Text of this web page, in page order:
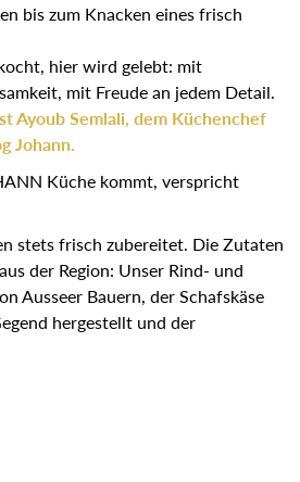
bis zum Knacken eines frisch
hier wird gelebt: mit
mit Freude an jedem Detail.
Ayoub Semlali, dem Küchenchef
Johann.
Küche kommt, verspricht
stets frisch zubereitet. Die Zutaten
der Region: Unser Rind- und
Ausseer Bauern, der Schafskäse
hergestellt und der